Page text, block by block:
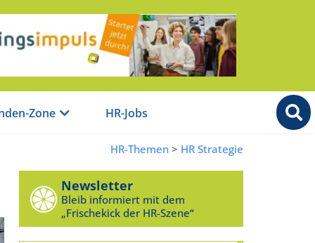
Zone HR-Jobs
HR-Themen > HR Strategie
Newsletter
Bleib informiert mit dem
„Frischekick der HR-Szene“